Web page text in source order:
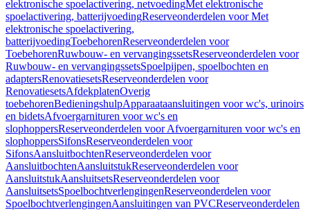
elektronische spoelactivering, netvoedingMet elektronische
spoelactivering, batterijvoedingReserveonderdelen voor Met
elektronische spoelactivering,
batterijvoedingToebehorenReserveonderdelen voor
ToebehorenRuwbouw- en vervangingssetsReserveonderdelen voor
Ruwbouw- en vervangingssetsSpoelpijpen, spoelbochten en
adaptersRenovatiesetsReserveonderdelen voor
RenovatiesetsAfdekplatenOverig
toebehorenBedieningshulpApparaataansluitingen voor wc's, urinoirs
en bidetsAfvoergarnituren voor wc's en
slophoppersReserveonderdelen voor Afvoergarnituren voor wc's en
slophoppersSifonsReserveonderdelen voor
SifonsAansluitbochtenReserveonderdelen voor
AansluitbochtenAansluitstukReserveonderdelen voor
AansluitstukAansluitsetsReserveonderdelen voor
AansluitsetsSpoelbochtverlengingenReserveonderdelen voor
SpoelbochtverlengingenAansluitingen van PVCReserveonderdelen